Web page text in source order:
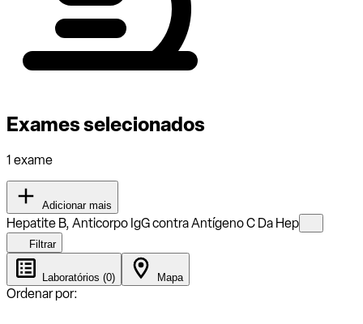
Exames selecionados
1 exame
Adicionar mais
Hepatite B, Anticorpo IgG contra Antígeno C Da Hep
Filtrar
Laboratórios (0) Mapa
Ordenar por: